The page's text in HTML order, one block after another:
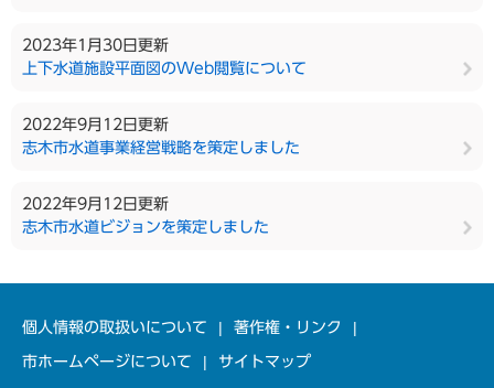
2023年1月30日更新
上下水道施設平面図のWeb閲覧について
2022年9月12日更新
志木市水道事業経営戦略を策定しました
2022年9月12日更新
志木市水道ビジョンを策定しました
個人情報の取扱いについて 著作権・リンク
市ホームページについて サイトマップ